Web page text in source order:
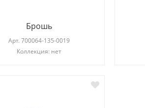
Брошь
Арт. 700064-135-0019
Коллекция: нет